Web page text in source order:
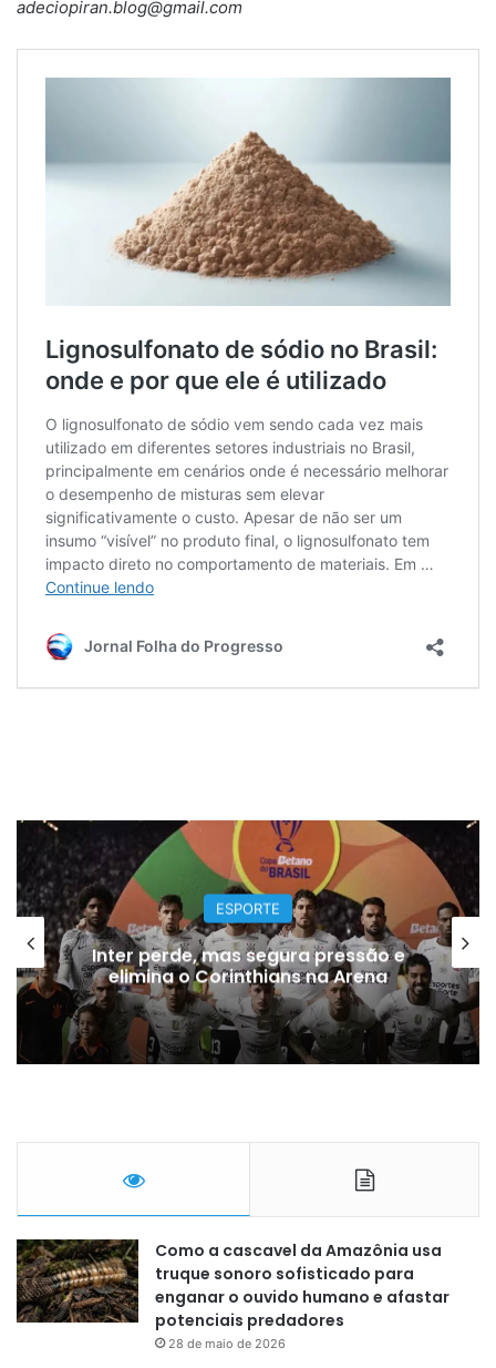
adeciopiran.blog@gmail.com
BRASIL
Motorista de ônibus é retirado de
veículo por PM durante abordagem
na Zona Norte de SP; sindicato
denuncia truculência
Como a cascavel da Amazônia usa
truque sonoro sofisticado para
enganar o ouvido humano e afastar
potenciais predadores
28 de maio de 2026